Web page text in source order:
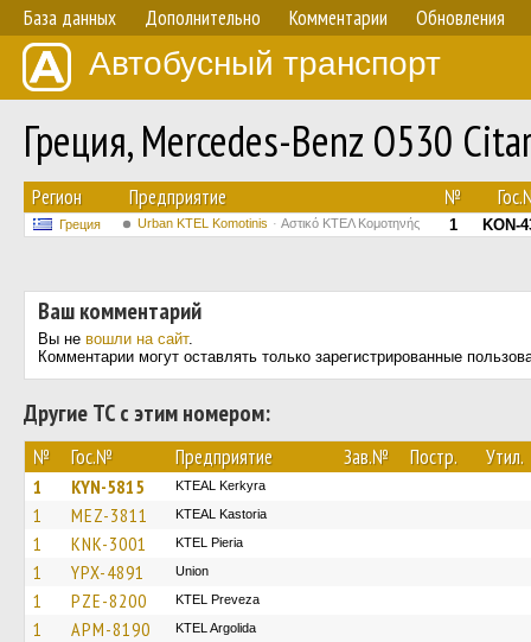
База данных Дополнительно Комментарии Обновления
Автобусный транспорт
Греция, Mercedes-Benz O530
Регион Предприятие №
Греция Urban KTEL Komotinis Αστικό ΚΤΕΛ Κομοτηνής 1 KON-
Ваш комментарий
Вы не вошли на сайт.
Комментарии могут оставлять только зарегистрированные
Другие ТС с этим номером:
№ Гос.№ Предприятие Зав.№ Постр. Утил.
1 KYN-5815 KTEAL Kerkyra
1 MEZ-3811 KTEAL Kastoria
1 KNK-3001 KTEL Pieria
1 YPX-4891 Union
1 PZE-8200 KTEL Preveza
1 APM-8190 KTEL Argolida